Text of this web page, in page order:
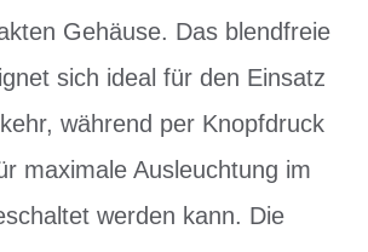
Gehäuse. Das blendfreie
sich ideal für den Einsatz
während per Knopfdruck
maximale Ausleuchtung im
werden kann. Die